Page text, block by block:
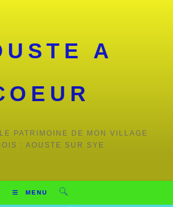
A
PATRIMOINE DE MON VILLAGE
: AOUSTE SUR SYE
MENU